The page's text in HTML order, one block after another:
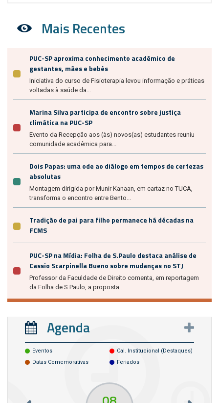
Mais Recentes
PUC-SP aproxima conhecimento acadêmico de
gestantes, mães e bebês
Iniciativa do curso de Fisioterapia levou informação e práticas
voltadas à saúde da...
Marina Silva participa de encontro sobre justiça
climática na PUC-SP
Evento da Recepção aos (às) novos(as) estudantes reuniu
comunidade acadêmica para...
Dois Papas: uma ode ao diálogo em tempos de certezas
absolutas
Montagem dirigida por Munir Kanaan, em cartaz no TUCA,
transforma o encontro entre Bento...
Tradição de pai para filho permanece há décadas na
FCMS
PUC-SP na Mídia: Folha de S.Paulo destaca análise de
Cassio Scarpinella Bueno sobre mudanças no STJ
Professor da Faculdade de Direito comenta, em reportagem
da Folha de S.Paulo, a proposta...
Agenda
Eventos
Cal. Institucional (destaques)
Datas Comemorativas
Feriados